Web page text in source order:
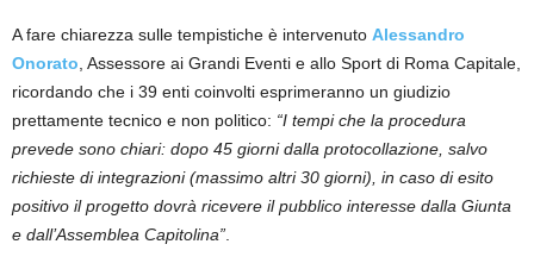
A fare chiarezza sulle tempistiche è intervenuto Alessandro
Onorato , Assessore ai Grandi Eventi e allo Sport di Roma Capitale,
ricordando che i 39 enti coinvolti esprimeranno un giudizio
prettamente tecnico e non politico: “I tempi che la procedura
prevede sono chiari: dopo 45 giorni dalla protocollazione, salvo
richieste di integrazioni (massimo altri 30 giorni), in caso di esito
positivo il progetto dovrà ricevere il pubblico interesse dalla Giunta
e dall’Assemblea Capitolina”